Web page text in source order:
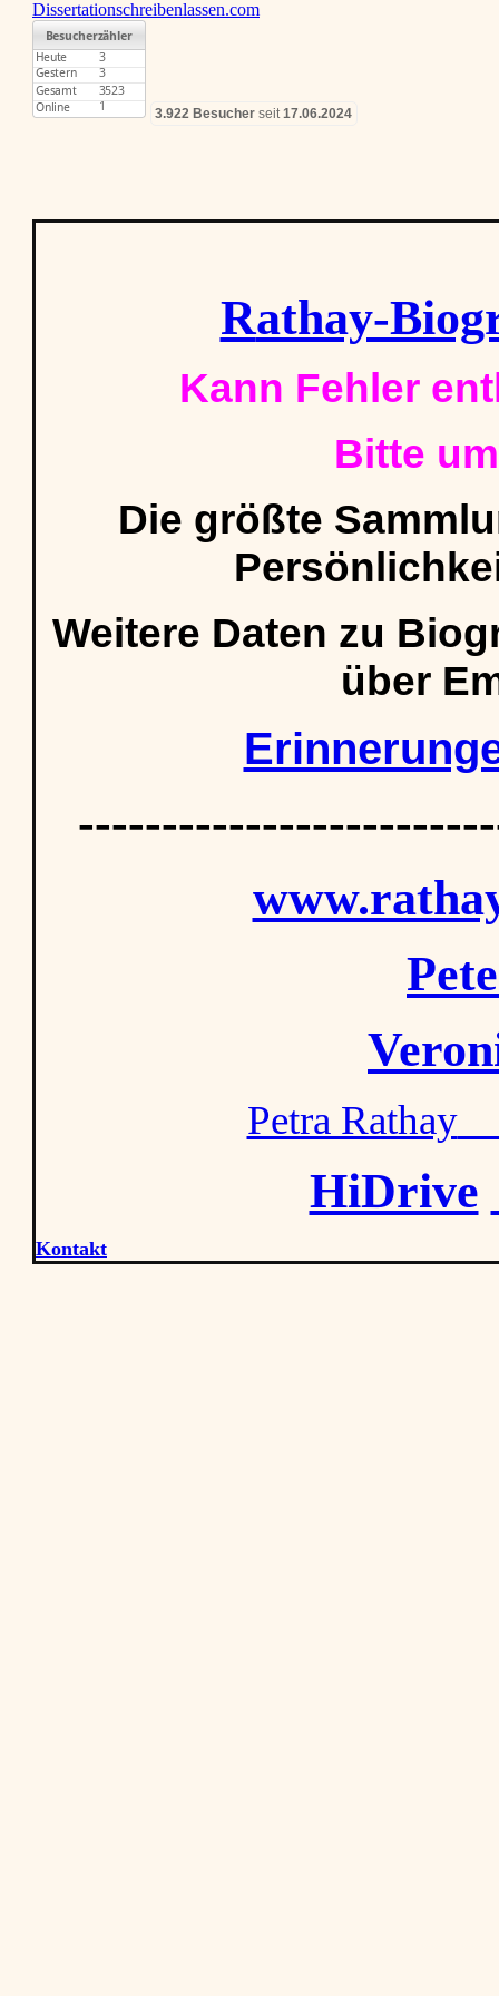
Dissertationschreibenlassen.com
3.922 Besucher seit17.06.2024
Rathay-
Kann Fehler
Bitte
Die größte
Weitere Daten zu
über
Petra Rathay
HiDrive
Kontakt